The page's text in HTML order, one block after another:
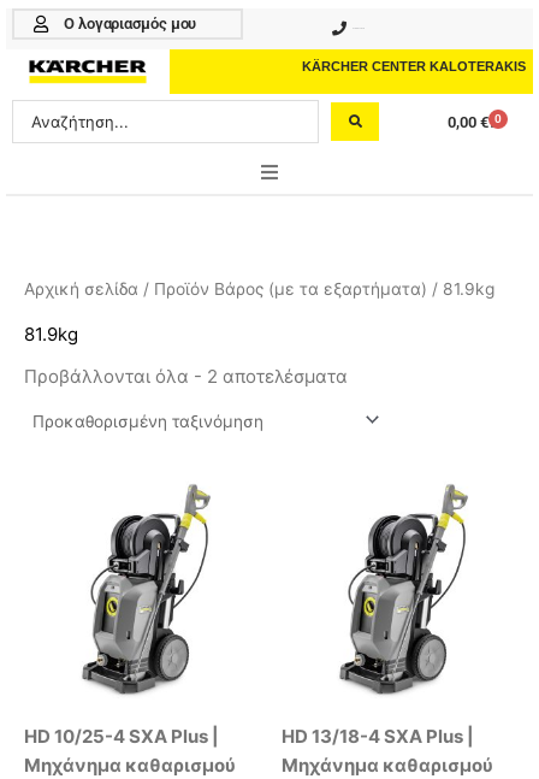
Μετάβαση
περιεχόμενο
Ο λογαριασμός μου
KÄRCHER CENTER KALOTERAKIS
Search
...
0,00 € 0
Cart
PROFESSIONAL
ΑΞΕΣΟΥΑΡ
ΚΑΘΑΡΙΣΤΙΚΑ
Αρχική σελίδα / Προϊόν Βάρος (με τα εξαρτήματα) / 81.9kg
81.9kg
Προβάλλονται όλα - 2 αποτελέσματα
HD 10/25-4 SXA Plus |
Μηχάνημα καθαρισμού
HD 13/18-4 SXA Plus |
Μηχάνημα καθαρισμού